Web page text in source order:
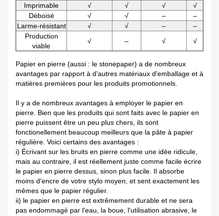
Imprimable
√ √ √
√
Déboisé
√ √ –
–
Larme-résistant
√ √ –
–
Production
viable
√ – √ √
Papier en pierre (aussi : le stonepaper) a de nombreux
avantages par rapport à d'autres matériaux d'emballage et à
matières premières pour les produits promotionnels.
Il y a de nombreux avantages à employer le papier en
pierre. Bien que les produits qui sont faits avec le papier en
pierre puissent être un peu plus chers, ils sont
fonctionellement beaucoup meilleurs que la pâte à papier
régulière. Voici certains des avantages :
i) Écrivant sur les bruits en pierre comme une idée ridicule,
mais au contraire, il est réellement juste comme facile écrire
le papier en pierre dessus, sinon plus facile. Il absorbe
moins d'encre de votre stylo moyen, et sent exactement les
mêmes que le papier régulier.
ii) le papier en pierre est extrêmement durable et ne sera
pas endommagé par l'eau, la boue, l'utilisation abrasive, le